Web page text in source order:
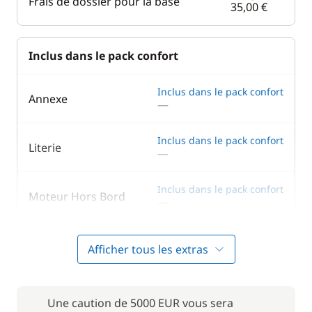
35,00 €
Inclus dans le pack confort
Annexe Inclus dans le pack confort
—
Literie Inclus dans le pack confort
—
Moteur Hors Bord Inclus dans le pack confort
Inclus dans le pack confort
—
En option
Afficher tous les extras
Une caution de 5000 EUR vous sera